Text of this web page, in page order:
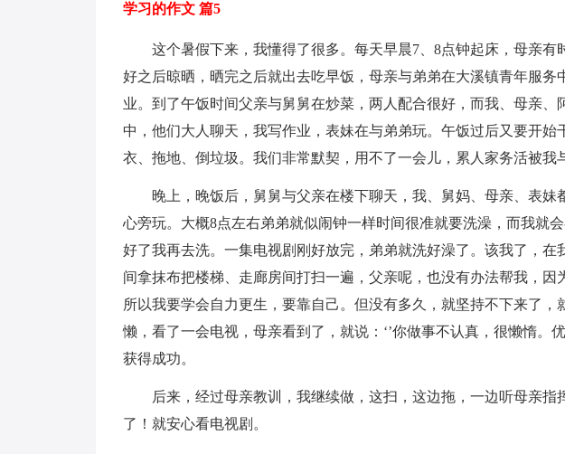
学习的作文 篇5
这个暑假下来，我懂得了很多。每天早晨7、8点钟起床，母亲有
好之后晾晒，晒完之后就出去吃早饭，母亲与弟弟在大溪镇青年服务
业。到了午饭时间父亲与舅舅在炒菜，两人配合很好，而我、母亲、
中，他们大人聊天，我写作业，表妹在与弟弟玩。午饭过后又要开始
衣、拖地、倒垃圾。我们非常默契，用不了一会儿，累人家务活被我
晚上，晚饭后，舅舅与父亲在楼下聊天，我、舅妈、母亲、表妹
心旁玩。大概8点左右弟弟就似闹钟一样时间很准就要洗澡，而我就
好了我再去洗。一集电视剧刚好放完，弟弟就洗好澡了。该我了，在
间拿抹布把楼梯、走廊房间打扫一遍，父亲呢，也没有办法帮我，因
所以我要学会自力更生，要靠自己。但没有多久，就坚持不下来了，
懒，看了一会电视，母亲看到了，就说：‘’你做事不认真，很懒惰。
获得成功。
后来，经过母亲教训，我继续做，这扫，这边拖，一边听母亲指
了！就安心看电视剧。